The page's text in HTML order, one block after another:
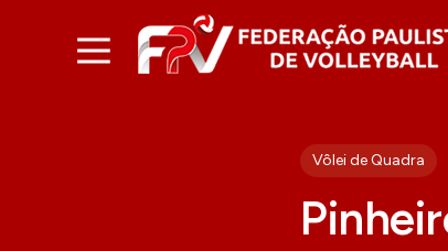
Vôlei de Quadra